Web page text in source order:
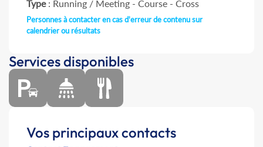
Type: Running / Meeting - Course - Cross
Personnes à contacter en cas d'erreur de contenu sur
calendrier ou résultats
Services disponibles
Vos principaux contacts